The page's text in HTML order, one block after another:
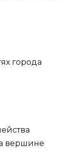
города
вершине